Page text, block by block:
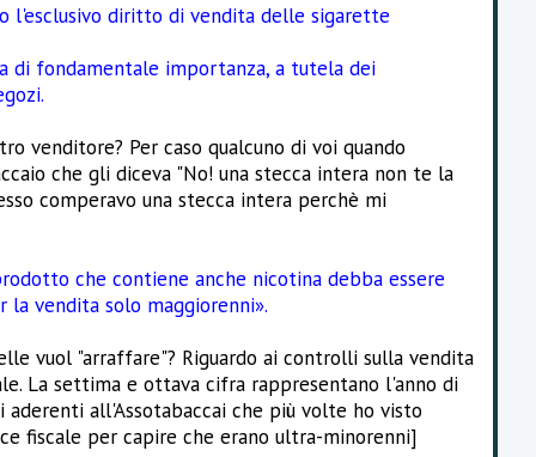
l'esclusivo diritto di vendita delle sigarette
di fondamentale importanza, a tutela dei
venditore? Per caso qualcuno di voi quando
che gli diceva "No! una stecca intera non te la
comperavo una stecca intera perchè mi
che contiene anche nicotina debba essere
vendita solo maggiorenni».
vuol "arraffare"? Riguardo ai controlli sulla vendita
La settima e ottava cifra rappresentano l'anno di
all'Assotabaccai che più volte ho visto
fiscale per capire che erano ultra-minorenni]